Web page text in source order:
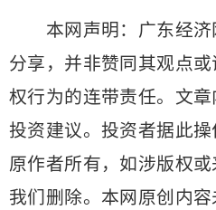
本网声明：广东经济
分享，并非赞同其观点
权行为的连带责任。文
投资建议。投资者据此
原作者所有，如涉版权
我们删除。本网原创内